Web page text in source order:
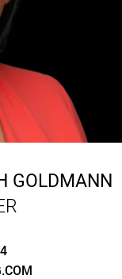
GOLDMANN